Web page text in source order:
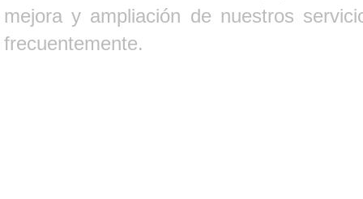
mejora y ampliación de nuestros
frecuentemente.